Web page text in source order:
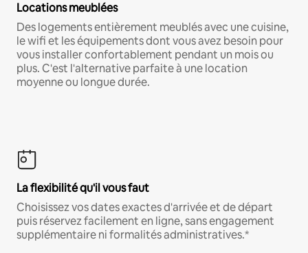
Locations meublées
Des logements entièrement meublés avec une cuisine,
le wifi et les équipements dont vous avez besoin pour
vous installer confortablement pendant un mois ou
plus. C'est l'alternative parfaite à une location
moyenne ou longue durée.
La flexibilité qu'il vous faut
Choisissez vos dates exactes d'arrivée et de départ
puis réservez facilement en ligne, sans engagement
supplémentaire ni formalités administratives.*